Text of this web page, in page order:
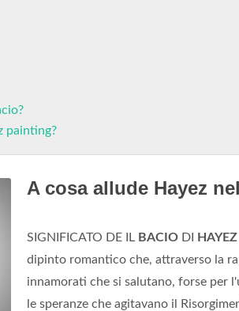
painting?
A cosa allude Hayez
SIGNIFICATO DE IL BACIO DI HAYEZ
dipinto romantico che, attraverso la
innamorati che si salutano, forse per
le speranze che agitavano il